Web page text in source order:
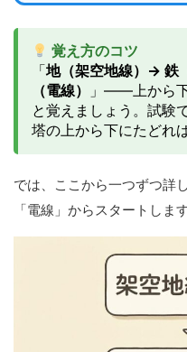
覚え方のコツ
「地（架空地線）→ 鉄
（電線）
」——上から
と覚えましょう。試験
塔の上から下にたどれ
では、ここから一つずつ詳
「電線」からスタートします